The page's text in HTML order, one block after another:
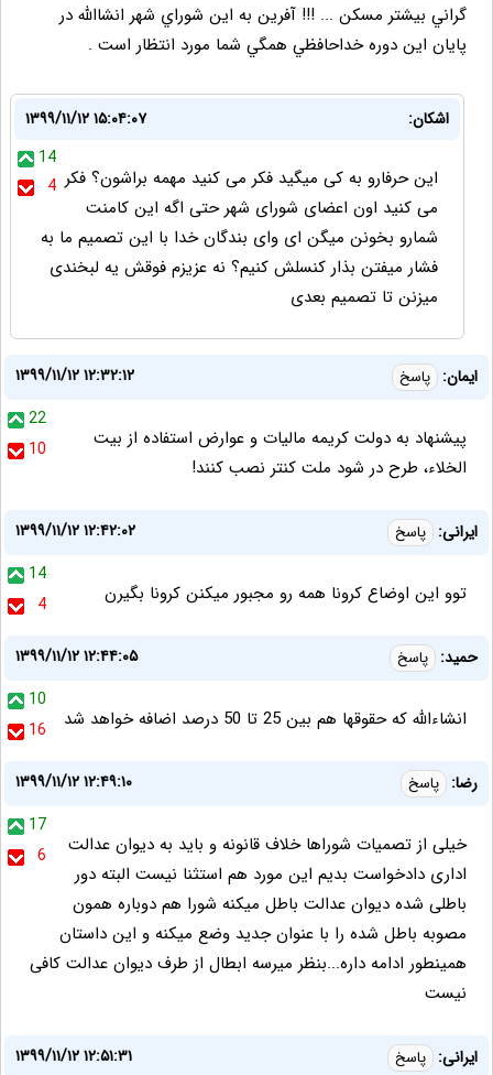
گراني بيشتر مسكن ... !!! آفرين به اين شوراي شهر انشاالله در
پايان اين دوره خداحافظي همگي شما مورد انتظار است .
اشکان:
۱۳۹۹/۱۱/۱۲ ۱۵:۰۴:۰۷
14
4 این حرفارو به کی میگید فکر می کنید مهمه براشون؟ فکر
می کنید اون اعضای شورای شهر حتی اگه این کامنت
شمارو بخونن میگن ای وای بندگان خدا با این تصمیم ما به
فشار میفتن بذار کنسلش کنیم؟ نه عزیزم فوقش یه لبخندی
میزنن تا تصمیم بعدی
ایمان: پاسخ
۱۳۹۹/۱۱/۱۲ ۱۲:۳۲:۱۲
22
10
پیشنهاد به دولت کریمه مالیات و عوارض استفاده از بیت
الخلاء، طرح در شود ملت کنتر نصب کنند!
ایرانی: پاسخ
۱۳۹۹/۱۱/۱۲ ۱۲:۴۲:۰۲
14
4
توو این اوضاع کرونا همه رو مجبور میکنن کرونا بگیرن
حمید: پاسخ
۱۳۹۹/۱۱/۱۲ ۱۲:۴۴:۰۵
10
16
انشاءالله که حقوقها هم بین 25 تا 50 درصد اضافه خواهد شد
رضا: پاسخ
۱۳۹۹/۱۱/۱۲ ۱۲:۴۹:۱۰
17
6
خیلی از تصمیات شوراها خلاف قانونه و باید به دیوان عدالت
اداری دادخواست بدیم این مورد هم استثنا نیست البته دور
باطلی شده دیوان عدالت باطل میکنه شورا هم دوباره همون
مصوبه باطل شده را با عنوان جدید وضع میکنه و این داستان
همینطور ادامه داره...بنظر میرسه ابطال از طرف دیوان عدالت کافی
نیست
ایرانی: پاسخ
۱۳۹۹/۱۱/۱۲ ۱۲:۵۱:۳۱